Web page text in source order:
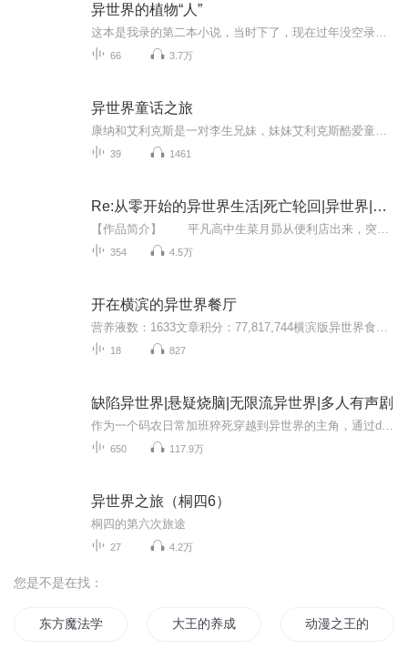
异世界的植物“人”
66 3.7万
异世界童话之旅
39 1461
Re:从零开始的异世界生活|死亡轮回|异世界|动漫
354 4.5万
开在横滨的异世界餐厅
18 827
缺陷异世界|悬疑烧脑|无限流异世界|多人有声剧
650 117.9万
异世界之旅（桐四6）
桐四的第六次旅途
27 4.2万
您是不是在找：
东方魔法学徒 大王的养成方法 动漫之王的养成